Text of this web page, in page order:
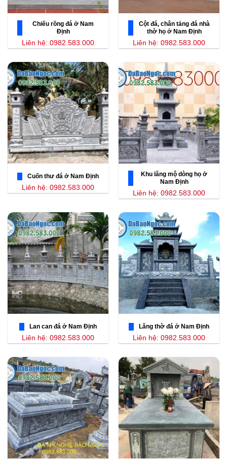
Chiếu rồng đá ở Nam
Định
Liên hệ: 0982.583.000
Cột đá, chân tảng đá nhà
thờ họ ở Nam Định
Liên hệ: 0982.583.000
Cuốn thư đá ở Nam Định
Liên hệ: 0982.583.000
Khu lăng mộ dòng họ ở
Nam Định
Liên hệ: 0982.583.000
Lan can đá ở Nam Định
Liên hệ: 0982.583.000
Lăng thờ đá ở Nam Định
Liên hệ: 0982.583.000